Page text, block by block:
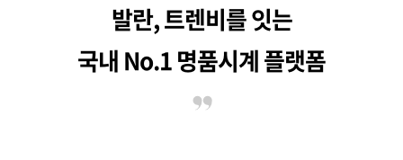
발란, 트렌비를 잇는
국내 No.1 명품시계 플랫폼